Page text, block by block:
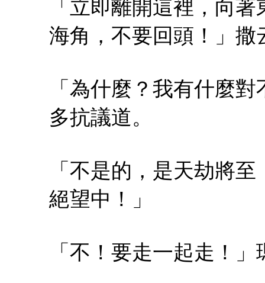
「立即離開這裡，向
海角，不要回頭！」
「為什麼？我有什麼
多抗議道。
「不是的，是天劫將
絕望中！」
「不！要走一起走！